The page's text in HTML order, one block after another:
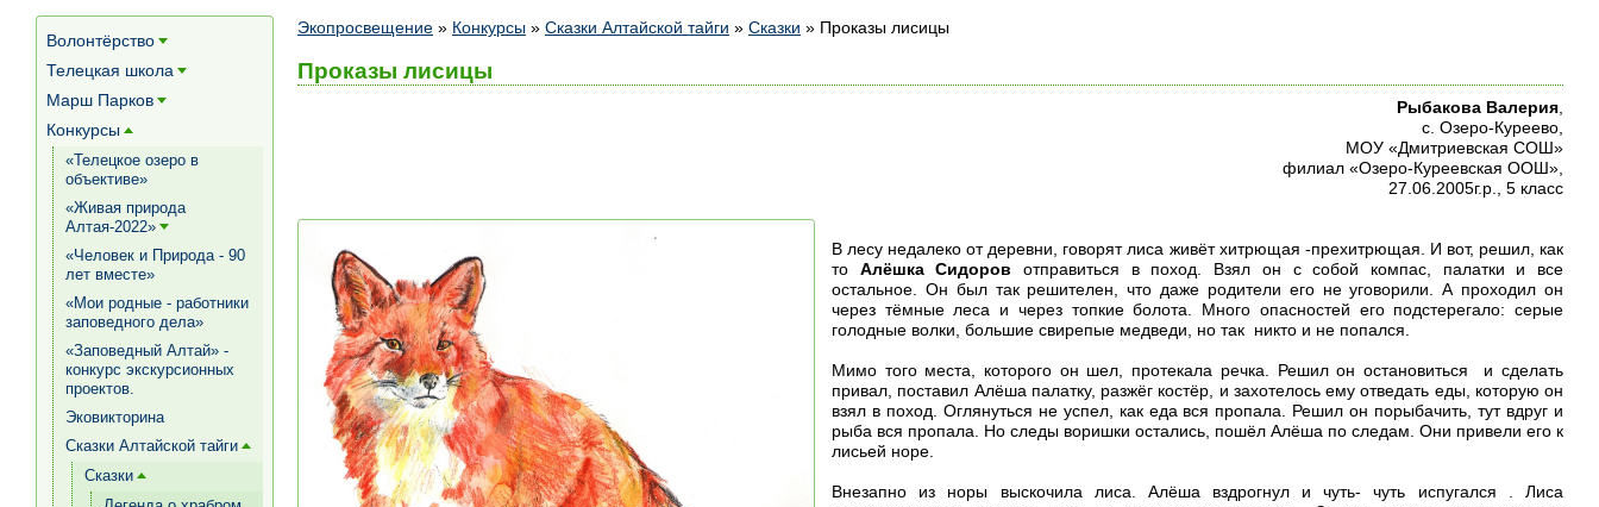
Экопросвещение » Конкурсы » Сказки Алтайской тайги » Сказки » Проказы лисицы
Проказы лисицы
Рыбакова Валерия
с. Озеро-Куреево,
МОУ «Дмитриевская СОШ»
филиал «Озеро-Куреевская ООШ»,
27.06.2005г.р., 5 класс
В лесу недалеко от деревни, говорят лиса живёт хитрющая -прехитрющая. И вот, решил, как
то Алёшка Сидоров отправиться в поход. Взял он с собой компас, палатки и все
остальное. Он был так решителен, что даже родители его не уговорили. А проходил он
через тёмные леса и через топкие болота. Много опасностей его подстерегало: серые
голодные волки, большие свирепые медведи, но так никто и не попался.
Мимо того места, которого он шел, протекала речка. Решил он остановиться и сделать
привал, поставил Алёша палатку, разжёг костёр, и захотелось ему отведать еды, которую он
взял в поход. Оглянуться не успел, как еда вся пропала. Решил он порыбачить, тут вдруг и
рыба вся пропала. Но следы воришки остались, пошёл Алёша по следам. Они привели его к
лисьей норе.
Внезапно из норы выскочила лиса. Алёша вздрогнул и чуть- чуть испугался . Лиса
Волонтёрство
Телецкая школа
Марш Парков
Конкурсы [+]
«Телецкое озеро в
объективе»
«Живая природа
Алтая-2022»
«Человек и Природа - 90
лет вместе»
«Мои родные - работники
заповедного дела»
«Заповедный Алтай» -
конкурс экскурсионных
проектов.
Эковикторина
Сказки Алтайской тайги [+]
Сказки [+]